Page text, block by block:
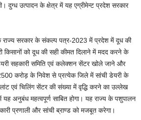
दुग्ध उत्पादन के क्षेत्र में यह एग्रीमेन्ट प्रदेश सरकार
राज्य सरकार के संकल्प पत्र-2023 में प्रदेश में दूध की
किसानों को दूध की सही कीमत दिलाने में मदद करने के
सहकारी समिति एवं कलेक्शन सेंटर खोले जाने और
करोड़ के निवेश से प्रत्येक जिले में सांची डेयरी के
एवं चिलिंग सेंटर की संख्या में वृद्धि करने का उल्लेख
अनुबंध महत्वपूर्ण साबित होगा। यह राज्य के पशुपालन
प्रणाली और सांची ब्राण्ड को मजबूत करेगा।